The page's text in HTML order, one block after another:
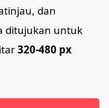
dan
ditujukan untuk
320-480 px